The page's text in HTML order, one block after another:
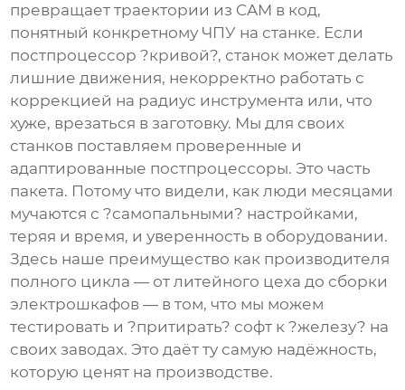
превращает траектории из CAM в код,
понятный конкретному ЧПУ на станке. Если
постпроцессор ?кривой?, станок может делать
лишние движения, некорректно работать с
коррекцией на радиус инструмента или, что
хуже, врезаться в заготовку. Мы для своих
станков поставляем проверенные и
адаптированные постпроцессоры. Это часть
пакета. Потому что видели, как люди месяцами
мучаются с ?самопальными? настройками,
теряя и время, и уверенность в оборудовании.
Здесь наше преимущество как производителя
полного цикла — от литейного цеха до сборки
электрошкафов — в том, что мы можем
тестировать и ?притирать? софт к ?железу? на
своих заводах. Это даёт ту самую надёжность,
которую ценят на производстве.